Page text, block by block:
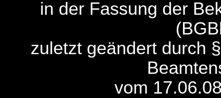
in der Fassung der
zuletzt geändert durch
vom